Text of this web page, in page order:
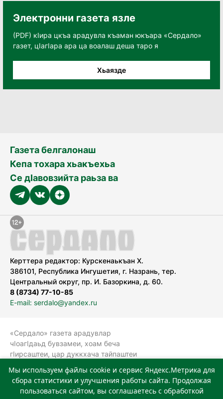
Электронни газета язле
(PDF) кӀира цкъа арадувла къаман юкъара «Сердало»
газет, цӀагӀара ара ца воалаш деша таро я
Хьаязде
Газета белгалонаш
Кепа тохара хьакъехьа
Се дӀавовзийта раьза ва
Керттера редактор: Курскенаькъан Х.
386101, Республика Ингушетия, г. Назрань, тер.
Центральный округ, пр. И. Базоркина, д. 60.
8 (8734) 77-10-85
E-mail: serdalo@yandex.ru
«Сердало» газета арадувлар
чIоагIдаьд бувзамеи, хоам беча
гIирсаштеи, цар дуккхача тайпаштеи
болхлоша (Роскомнадзор).
Реестровая запись СМИ: ЭЛ № ФС 77-
78323 от 15.05.2020 г. Учредитель:
Мы используем файлы cookie и сервис Яндекс.Метрика для
сбора статистики и улучшения работы сайта. Продолжая
пользоваться сайтом, вы соглашаетесь с обработкой